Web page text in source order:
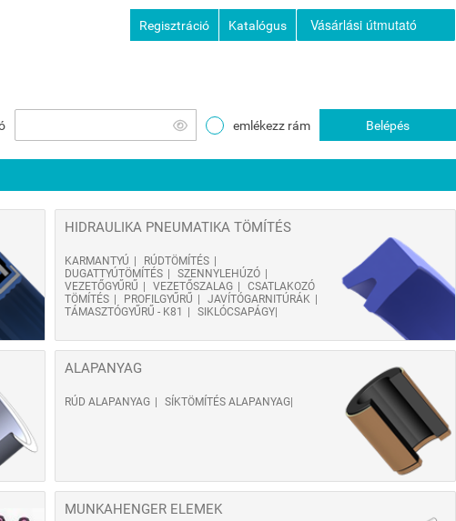
Regisztráció Katalógus Vásárlási útmutató
emlékezz rám Belépés
HIDRAULIKA PNEUMATIKA TÖMÍTÉS
KARMANTYÚ
RÚDTÖMÍTÉS
DUGATTYÚTÖMÍTÉS
SZENNYLEHÚZÓ
VEZETŐGYŰRŰ
VEZETŐSZALAG
CSATLAKOZÓ
TÖMÍTÉS
PROFILGYŰRŰ
JAVÍTÓGARNITÚRÁK
TÁMASZTÓGYŰRŰ - K81
SIKLÓCSAPÁGY
ALAPANYAG
RÚD ALAPANYAG SÍKTÖMÍTÉS ALAPANYAG
MUNKAHENGER ELEMEK